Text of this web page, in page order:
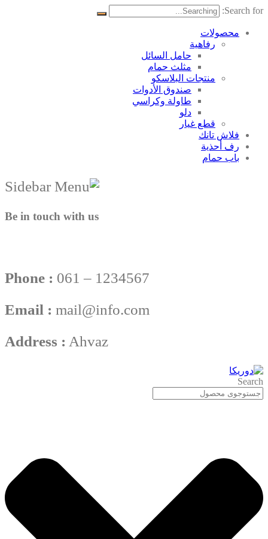
Search for:
محصولات
رفاهية
حامل السائل
مثلث حمام
منتجات البلاسکو
صندوق الأدوات
طاولة وكراسي
دلو
قطع غيار
فلاش تانك
رف أحذية
باب حمام
Be in touch with us
Phone : 061 – 1234567
Email : mail@info.com
Address : Ahvaz
Search